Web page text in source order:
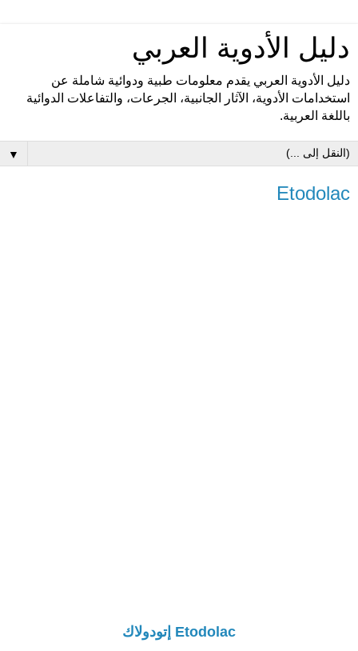
دليل الأدوية العربي
دليل الأدوية العربي يقدم معلومات طبية ودوائية شاملة عن
استخدامات الأدوية، الآثار الجانبية، الجرعات، والتفاعلات الدوائية
باللغة العربية.
▼
Etodolac
Etodolac إتودولاك